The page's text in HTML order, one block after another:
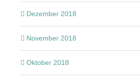
Dezember 2018
November 2018
Oktober 2018